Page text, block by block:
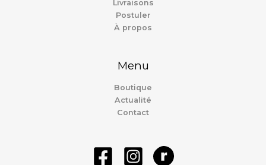
Livraisons
Postuler
À propos
Menu
Boutique
Actualité
Contact